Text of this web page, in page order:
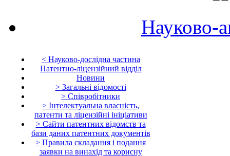
Науково-
< Науково-дослідна частина
Патентно-ліцензійний відділ
Новини
> Загальні відомості
> Співробітники
> Інтелектуальна власність,
патенти та ліцензійні ініціативи
> Сайти патентних відомств та
бази даних патентних документів
> Правила складання і подання
заявки на винахід та корисну